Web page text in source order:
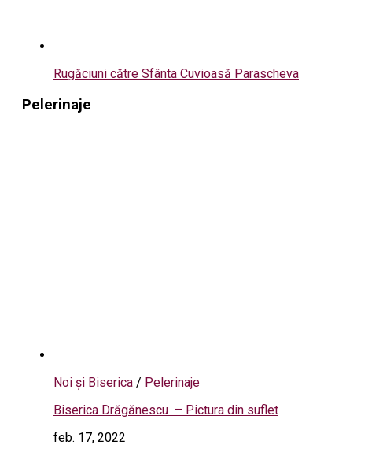
Rugăciuni către Sfânta Cuvioasă Parascheva
Pelerinaje
Noi și Biserica / Pelerinaje
Biserica Drăgănescu – Pictura din suflet
feb. 17, 2022